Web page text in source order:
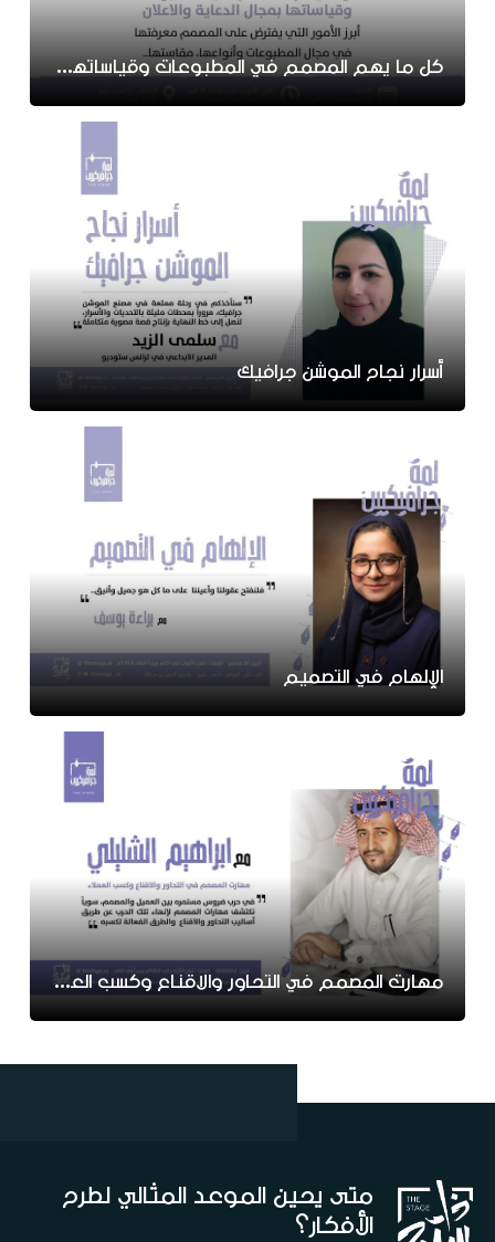
كل ما يهم المصمم في المطبوعات وقياساتها بمجال الدعاية والاعلان
أسرار نجاح الموشن جرافيك
الإلهام في التصميم
مهارت المصمم في التحاور والاقناع وكسب العملاء
متى يحين الموعد المثالي لطرح
الأفكار؟